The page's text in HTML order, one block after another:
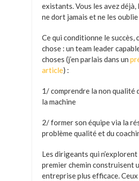
existants. Vous les avez déjà,
ne dort jamais et ne les oublie
Ce qui conditionne le succès,
chose : un team leader
choses (j’en parlais dans un
article) :
1/ comprendre la non qualité
la machine
2/ former son équipe via la
problème qualité et du
Les dirigeants qui n’explorent
premier chemin construisent
entreprise plus efficace. Ceux